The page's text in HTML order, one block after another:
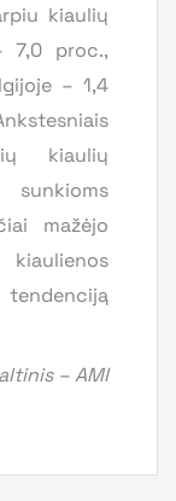
kiaulių
7,0 proc.,
– 1,4
kiaulių
mažėjo
– AMI